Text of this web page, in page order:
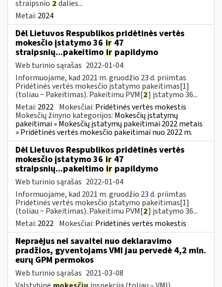
straipsnio 2 dalies...
Metai: 2024
Dėl Lietuvos Respublikos pridėtinės vertės
mokesčio įstatymo 36 ir 47
straipsnių...pakeitimo ir papildymo
Web turinio sąrašas 2022-01-04
Informuojame, kad 2021 m. gruodžio 23 d. priimtas
Pridėtinės vertės mokesčio įstatymo pakeitimas[1]
(toliau − Pakeitimas). Pakeitimu PVM[2] įstatymo 36...
Metai: 2022 Mokesčiai: Pridėtinės vertės mokestis
Mokesčių žinyno kategorijos: Mokesčių įstatymų
pakeitimai » Mokesčių įstatymų pakeitimai 2022 metais
» Pridėtinės vertės mokesčio pakeitimai nuo 2022 m.
Dėl Lietuvos Respublikos pridėtinės vertės
mokesčio įstatymo 36 ir 47
straipsnių...pakeitimo ir papildymo
Web turinio sąrašas 2022-01-04
Informuojame, kad 2021 m. gruodžio 23 d. priimtas
Pridėtinės vertės mokesčio įstatymo pakeitimas[1]
(toliau − Pakeitimas). Pakeitimu PVM[2] įstatymo 36...
Metai: 2022 Mokesčiai: Pridėtinės vertės mokestis
Nepraėjus nei savaitei nuo deklaravimo
pradžios, gyventojams VMI jau pervedė 4,2 mln.
eurų GPM permokos
Web turinio sąrašas 2021-03-08